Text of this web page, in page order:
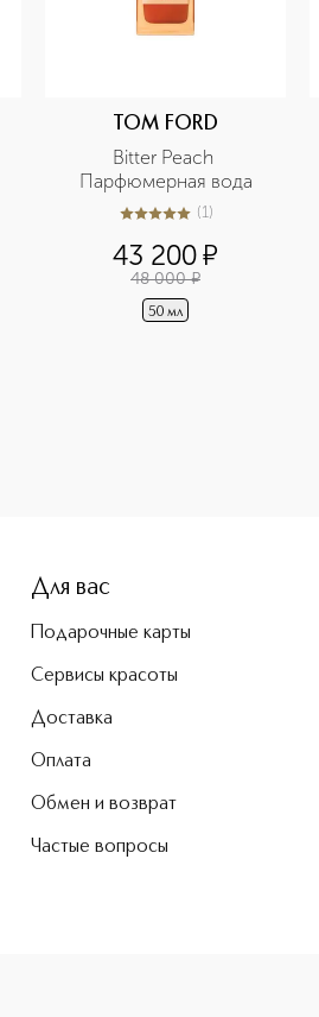
TOM FORD
Bitter Peach
Парфюмерная вода
5из 51 (1)
43 200¤
48 000 ¤
50 мл
Для вас
Подарочные карты
Сервисы красоты
Доставка
Оплата
Обмен и возврат
Частые вопросы